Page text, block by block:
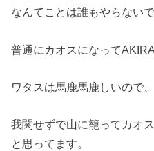
なんてことは誰もやらないで
普通にカオスになって
ワタスは馬鹿馬鹿しいので
我関せずで山に籠ってカオ
と思ってます。